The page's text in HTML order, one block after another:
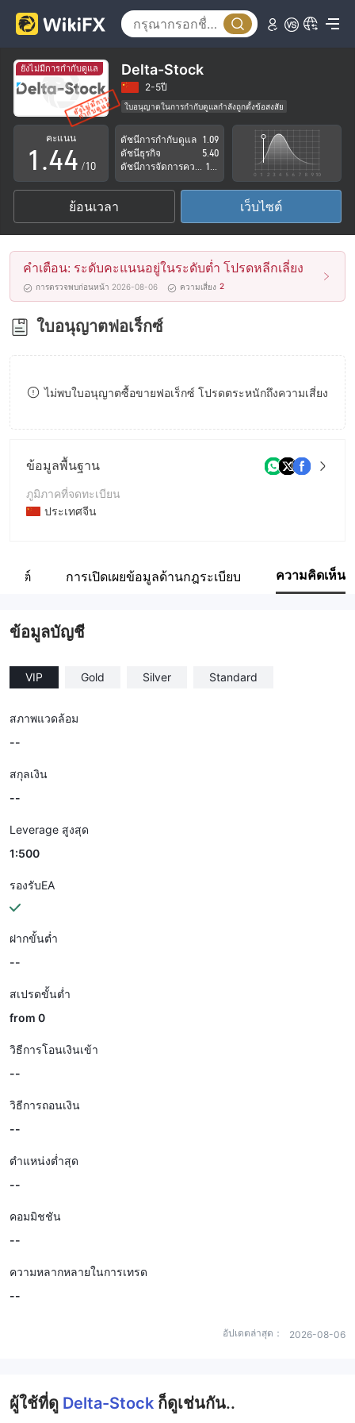
ยังไม่มีการกำกับดูแล Delta-Stock
2-5ปี
ใบอนุญาตในการกำกับดูแลกำลังถูกตั้งข้อสงสัย
กลุ่มธุรกิจที่ต้องสงสัย
ระวังความเสี่ยงอันตรายที่อาจจะซ่อนอยู่
คะแนน
0
1
2
3
4
5
6
7
8
.
0
1
2
3
4
5
6
7
8
9
0
1
2
3
4
5
6
7
8
9
/10
ดัชนีการกำกับดูแล 1.09
ดัชนีธุรกิจ
5.40
ย้อนเวลา เว็บไซต์
คำเตือน: ระดับคะแนนอยู่ในระดับต่ำ โปรดหลีกเลี่ยง
การตรวจพบก่อนหน้า 2026-08-06 ความเสี่ยง 2
ใบอนุญาตฟอเร็กซ์
ไม่พบใบอนุญาตซื้อขายฟอเร็กซ์ โปรดตระหนักถึงความเสี่ยง
ข้อมูลพื้นฐาน
ภูมิภาคที่จดทะเบียน
ประเทศจีน
ชื่อบริษัท
ไซต์ การเปิดเผยข้อมูลด้านกฎระเบียบ ความคิดเห็น
ข้อมูลบัญชี
VIP Gold Silver Standard
สภาพแวดล้อม
--
สกุลเงิน
--
Leverage สูงสุด
1:500
รองรับEA
ฝากขั้นต่ำ
--
สเปรดขั้นต่ำ
from 0
วิธีการโอนเงินเข้า
--
วิธีการถอนเงิน
--
ตำแหน่งต่ำสุด
--
คอมมิชชัน
--
ความหลากหลายในการเทรด
--
อัปเดตล่าสุด： 2026-08-06
ผู้ใช้ที่ดู Delta-Stock ก็ดูเช่นกัน..